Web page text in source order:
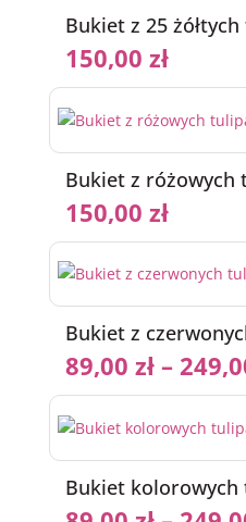
Bukiet z 25
150,00 zł
Bukiet z różowych
150,00 zł
Bukiet z
89,00 zł–
Bukiet kolorowych